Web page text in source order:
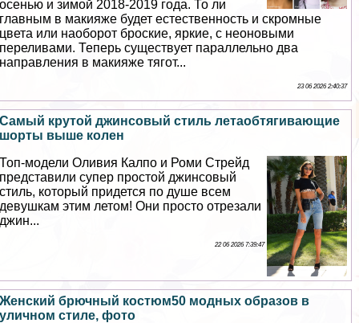
осенью и зимой 2018-2019 года. То ли
главным в макияже будет естественность и скромные
цвета или наоборот броские, яркие, с неоновыми
переливами. Теперь существует параллельно два
направления в макияже тягот...
23 06 2026 2:40:37
Самый крутой джинсовый стиль летаобтягивающие
шорты выше колен
Топ-модели Оливия Калпо и Роми Стрейд
представили супер простой джинсовый
стиль, который придется по душе всем
дeвyшкам этим летом! Они просто отрезали
джин...
22 06 2026 7:39:47
Женский брючный костюм50 модных образов в
уличном стиле, фото